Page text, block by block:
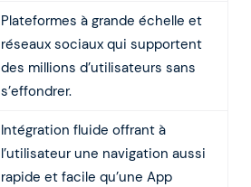
Plateformes à grande échelle et
réseaux sociaux qui supportent
des millions d’utilisateurs sans
s’effondrer.
Intégration fluide offrant à
l’utilisateur une navigation aussi
rapide et facile qu’une App